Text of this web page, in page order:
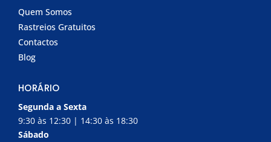
Quem Somos
Rastreios Gratuitos
Contactos
Blog
HORÁRIO
Segunda a Sexta
9:30 às 12:30 | 14:30 às 18:30
Sábado